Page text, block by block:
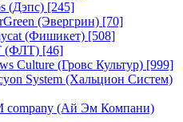
(Дэпс) [245]
(Эвергрин) [70]
(Фишикет) [508]
(ФЛТ) [46]
Culture (Гровс Культур) [999]
System (Хальцион Систем)
company (Ай Эм Компани)